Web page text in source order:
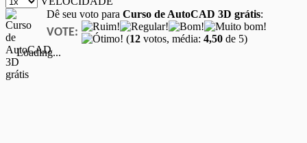
Dê seu voto para Curso de AutoCAD 3D grátis:
VOTE: (12 votos, média: 4,50 de 5)
Loading...